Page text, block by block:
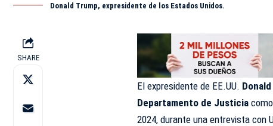
Donald Trump, expresidente de los Estados Unidos.
SHARE
El expresidente de EE.UU.
Departamento de Justicia
2024, durante una entrevista con